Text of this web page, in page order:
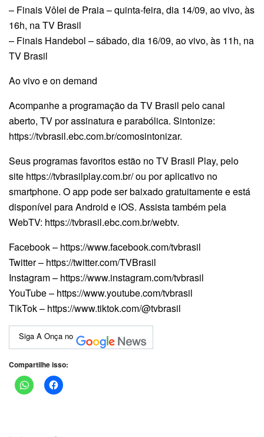
– Finais Vôlei de Praia – quinta-feira, dia 14/09, ao vivo, às
16h, na TV Brasil
– Finais Handebol – sábado, dia 16/09, ao vivo, às 11h, na
TV Brasil
Ao vivo e on demand
Acompanhe a programação da TV Brasil pelo canal
aberto, TV por assinatura e parabólica. Sintonize:
https://tvbrasil.ebc.com.br/comosintonizar.
Seus programas favoritos estão no TV Brasil Play, pelo
site https://tvbrasilplay.com.br/ ou por aplicativo no
smartphone. O app pode ser baixado gratuitamente e está
disponível para Android e iOS. Assista também pela
WebTV: https://tvbrasil.ebc.com.br/webtv.
Facebook – https://www.facebook.com/tvbrasil
Twitter – https://twitter.com/TVBrasil
Instagram – https://www.instagram.com/tvbrasil
YouTube – https://www.youtube.com/tvbrasil
TikTok – https://www.tiktok.com/@tvbrasil
Siga A Onça no
Compartilhe isso: